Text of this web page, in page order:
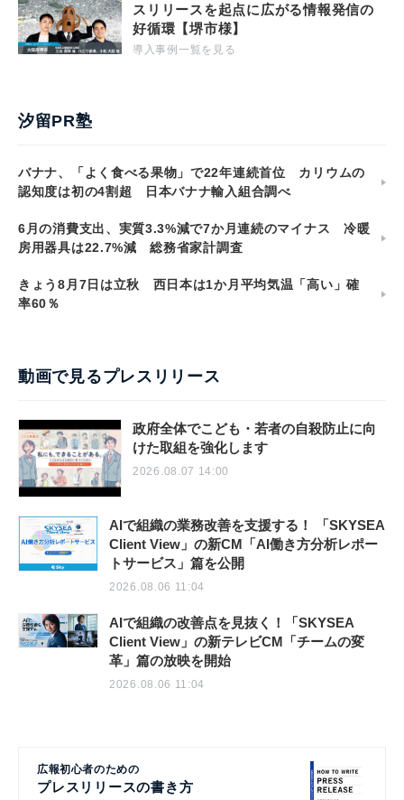
スリリースを起点に広がる情報発信の
好循環【堺市様】
導入事例一覧を見る
汐留PR塾
バナナ、「よく食べる果物」で22年連続首位 カリウムの
認知度は初の4割超 日本バナナ輸入組合調べ
6月の消費支出、実質3.3%減で7か月連続のマイナス 冷暖
房用器具は22.7%減 総務省家計調査
きょう8月7日は立秋 西日本は1か月平均気温「高い」確
率60％
動画で見るプレスリリース
政府全体でこども・若者の自殺防止に向
けた取組を強化します
2026.08.07 14:00
AIで組織の業務改善を支援する！ 「SKYSEA
Client View」の新CM「AI働き方分析レポー
トサービス」篇を公開
2026.08.06 11:04
AIで組織の改善点を見抜く！「SKYSEA
Client View」の新テレビCM「チームの変
革」篇の放映を開始
2026.08.06 11:04
広報初心者のための
プレスリリースの書き方